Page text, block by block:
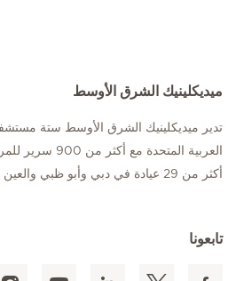
ميديكلينيك الشرق الأوسط
تدير ميديكلينيك الشرق الأوسط ستة
العربية المتحدة
أكثر من 29 عيادة في دبي وأبو ظبي والعين ومنطقة الظفرة.
تابعونا